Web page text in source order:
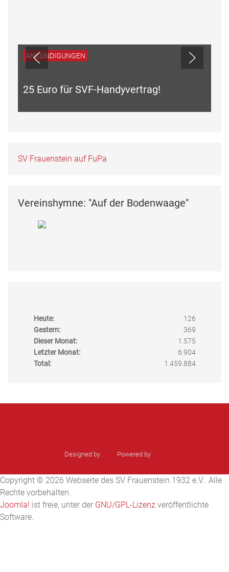
ANKÜNDIGUNGEN
25 Euro für SVF-Handyvertrag!
SV Frauenstein auf FuPa
Vereinshymne: "Auf der Bodenwaage"
Heute:
126
Gestern:
369
Dieser Monat:
1.575
Letzter Monat:
6.904
Total:
1.459.884
Designed by Powered by
Copyright © 2026 Webseite des SV Frauenstein 1932 e.V.. Alle
Rechte vorbehalten.
Joomla! ist freie, unter der GNU/GPL-Lizenz veröffentlichte
Software.